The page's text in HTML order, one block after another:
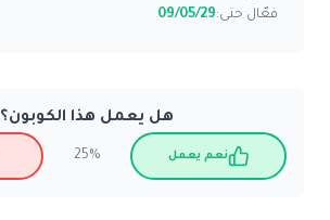
فعّال حتى:09/05/29
هل يعمل هذا الكوبون؟
نعم يعمل 25%